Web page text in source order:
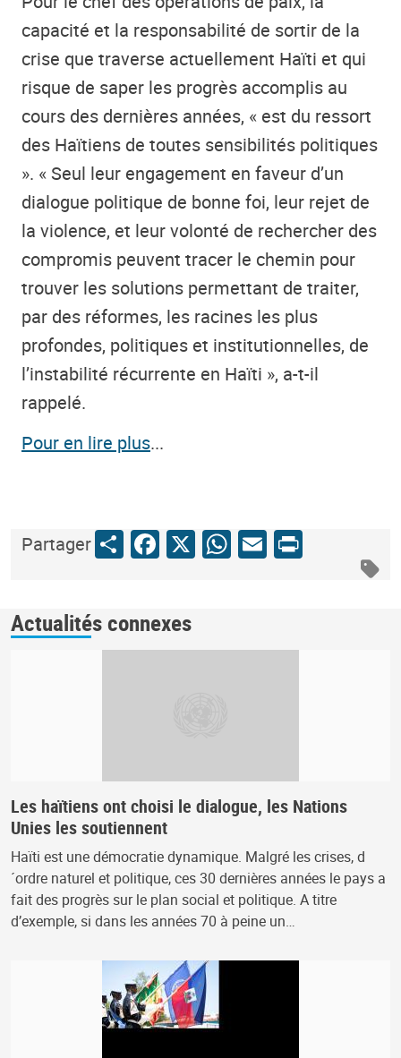
capacité et la responsabilité de sortir de la
crise que traverse actuellement Haïti et qui
risque de saper les progrès accomplis au
cours des dernières années, « est du ressort
des Haïtiens de toutes sensibilités politiques
». « Seul leur engagement en faveur d’un
dialogue politique de bonne foi, leur rejet de
la violence, et leur volonté de rechercher des
compromis peuvent tracer le chemin pour
trouver les solutions permettant de traiter,
par des réformes, les racines les plus
profondes, politiques et institutionnelles, de
l’instabilité récurrente en Haïti », a-t-il
rappelé.
Pour en lire plus...
PartagerShareFacebook
X WhatsApp
Email
Print
Actualités connexes
Les haïtiens ont choisi le dialogue, les Nations
Unies les soutiennent
Haïti est une démocratie dynamique. Malgré les crises, d
´ordre naturel et politique, ces 30 dernières années le pays a
fait des progrès sur le plan social et politique. A titre
d’exemple, si dans les années 70 à peine un…